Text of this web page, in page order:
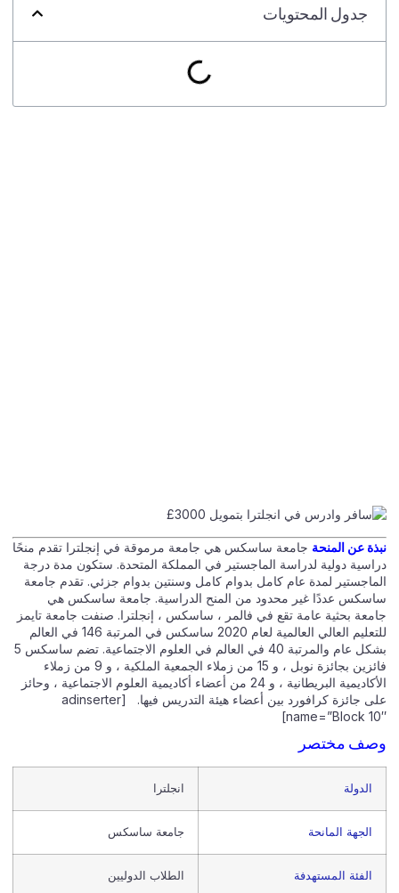
جدول المحتويات
نبذة عن المنحة جامعة ساسكس هي جامعة مرموقة في إنجلترا تقدم منحًا
دراسية دولية لدراسة الماجستير في المملكة المتحدة. ستكون مدة درجة
الماجستير لمدة عام كامل بدوام كامل وسنتين بدوام جزئي. تقدم جامعة
ساسكس عددًا غير محدود من المنح الدراسية. جامعة ساسكس هي
جامعة بحثية عامة تقع في فالمر ، ساسكس ، إنجلترا. صنفت جامعة تايمز
للتعليم العالي العالمية لعام 2020 ساسكس في المرتبة 146 في العالم
بشكل عام والمرتبة 40 في العالم في العلوم الاجتماعية. تضم ساسكس 5
فائزين بجائزة نوبل ، و 15 من زملاء الجمعية الملكية ، و 9 من زملاء
الأكاديمية البريطانية ، و 24 من أعضاء أكاديمية العلوم الاجتماعية ، وحائز
على جائزة كرافورد بين أعضاء هيئة التدريس فيها. [adinserter
name=”Block 10″]
وصف مختصر
الدولة انجلترا
الجهة المانحة جامعة ساسكس
الفئة المستهدفة الطلاب الدوليين